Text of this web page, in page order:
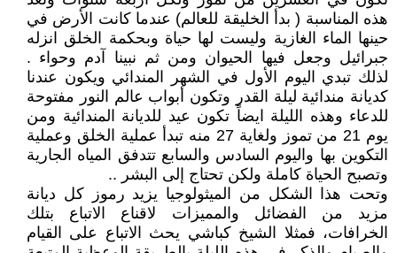
هذه المناسبة ( بدأ الخليقة للعالم) عندما كانت الأرض في
حينها الماء الغازية وليست لها حياة وبحكمة الخلق انزله
جبرائيل وجعل فيها الحيوان ومن ثم نبينا آدم وحواء .
لذلك تبدي اليوم الأول في الشهر المندائي ويكون عندنا
كديانة مندائية ليلة القدر وتكون أبواب عالم النور مفتوحة
للدعاء وهذه الليلة ايضاً تكون عيد للديانة المندائية ومن
يوم 21 من تموز ولغاية 27 منه تبدأ عملية الخلق وعملية
التكوين بها واليوم السادس والسابع تتدفق المياه الجارية
وتصبح الحياة كاملة ولكن تحتاج إلى البشر ..
وتحت هذا الشكل من الميثولوجيا يزيد رموز كل ديانة
مزيد من الفضائل والمميزات لاقناع الاتباع بتلك
الخرافات، فمثلا الشيخ كباشي يحث الاتباع على القيام